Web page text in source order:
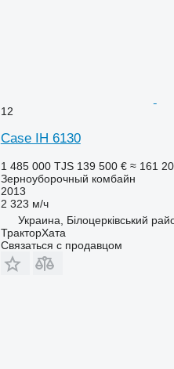
12
Case IH 6130
1 485 000 TJS 139 500 € ≈ 161
Зерноуборочный комбайн
2013
2 323 м/ч
Украина, Білоцерківський
ТракторХата
Связаться с продавцом